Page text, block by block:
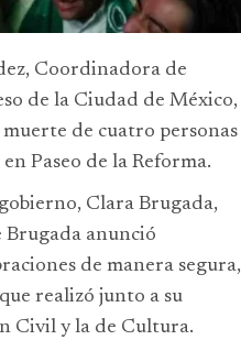
Coordinadora de
de la Ciudad de México,
de cuatro personas
Paseo de la Reforma.
Clara Brugada,
Brugada anunció
de manera segura,
realizó junto a su
Civil y la de Cultura.